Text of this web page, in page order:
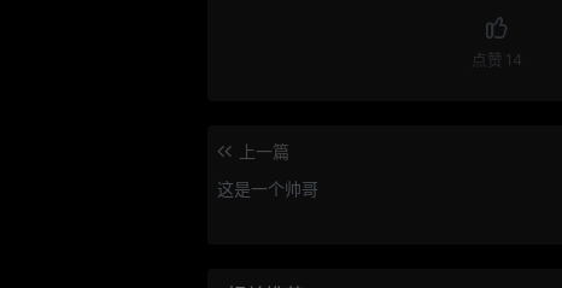
点赞 14
上一篇
这是一个帅哥